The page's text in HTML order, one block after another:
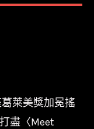
萊美獎加冕搖
盡〈Meet